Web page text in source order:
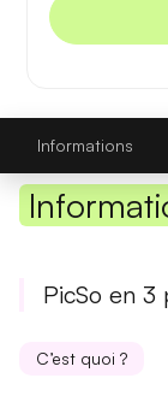
PicSo
Informations
PicSo en 3
C’est quoi ?